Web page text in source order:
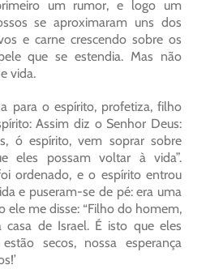
um rumor, e logo um
se aproximaram uns dos
e carne crescendo sobre os
que se estendia. Mas não
vida.
para o espírito, profetiza, filho
Assim diz o Senhor Deus:
ó espírito, vem soprar sobre
eles possam voltar à vida”.
ordenado, e o espírito entrou
e puseram-se de pé: era uma
ele me disse: “Filho do homem,
de Israel. É isto que eles
secos, nossa esperança